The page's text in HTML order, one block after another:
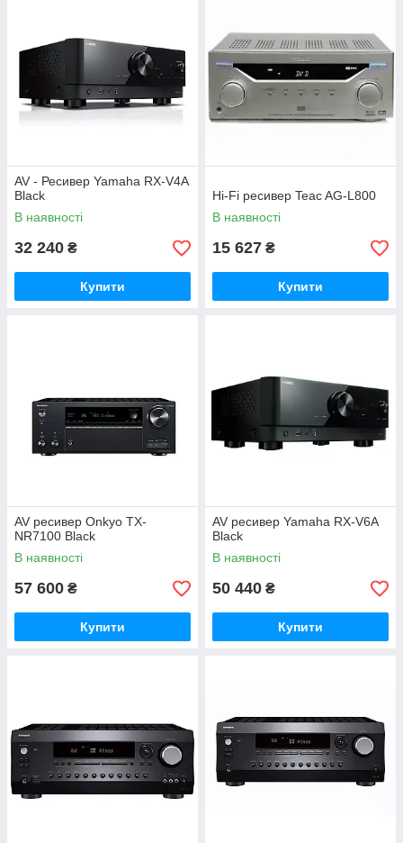
AV - Ресивер Yamaha RX-V4A
Black
В наявності
32 240 ₴
Купити
Hi-Fi ресивер Teac AG-L800
В наявності
15 627 ₴
Купити
AV ресивер Onkyo TX-
NR7100 Black
В наявності
57 600 ₴
Купити
AV ресивер Yamaha RX-V6A
Black
В наявності
50 440 ₴
Купити